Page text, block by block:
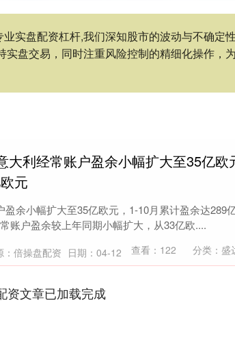
实盘配资杠杆,我们深知股市的波动与不确
盘交易，同时注重风险控制的精细化操作
大利经常账户盈余小幅扩大至35亿欧
元
盈余小幅扩大至35亿欧元，1-10月累计盈余达289
账户盈余较上年同期小幅扩大，从33亿欧....
：倍操盘配资 日期：04-12 查看： 122 分类： 盛
资文章已加载完成